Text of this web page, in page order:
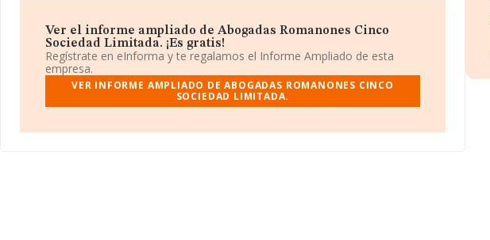
teléfono 913694141.
La sociedadAbogadas Romanones Cinco Sociedad Limitada , con número de
identificación fiscal B86788726, tiene su domicilio social establecido en Calle Pretil
De Los Consejos núm. 7 1 B, (28005), en el municipio de Madrid, Madrid.
En relación con el sector y disponiendo de los datos de hasta 28.135 empresas, la
media de facturación de ventas entre todas las compañías alcanza los 226 mil
Ver el informe ampliado de Abogadas Romanones Cinco
Sociedad Limitada. ¡Es gratis!
Regístrate en eInforma y te regalamos el Informe Ampliado de esta
empresa.
VER INFORME AMPLIADO DE ABOGADAS ROMANONES CINCO
SOCIEDAD LIMITADA.